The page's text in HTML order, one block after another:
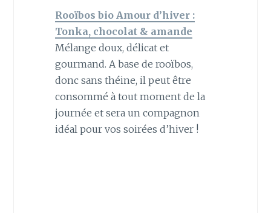
Rooïbos bio Amour d’hiver :
Tonka, chocolat & amande
Mélange doux, délicat et
gourmand. A base de rooïbos,
donc sans théine, il peut être
consommé à tout moment de la
journée et sera un compagnon
idéal pour vos soirées d’hiver !